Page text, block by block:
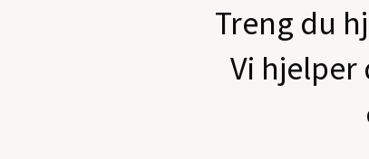
Treng du
Vi hjelper